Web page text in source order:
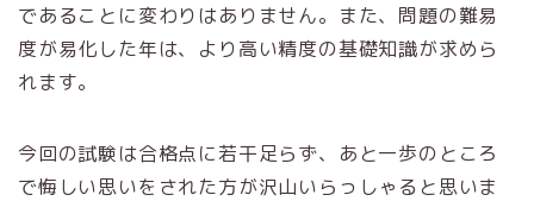
であることに変わりはありません。また、問題の難易
度が易化した年は、より高い精度の基礎知識が求めら
れます。
今回の試験は合格点に若干足らず、あと一歩のところ
で悔しい思いをされた方が沢山いらっしゃると思いま